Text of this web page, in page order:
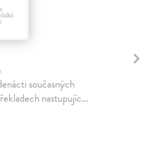
současných
nastupujíc...